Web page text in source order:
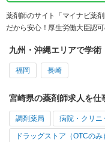
薬剤師のサイト「マイナビ薬
だから安心！厚生労働大臣認
九州・沖縄エリアで学
福岡 長崎
宮崎県の薬剤師求人を仕
調剤薬局 病院・クリニ
ドラッグストア（OTCのみ）